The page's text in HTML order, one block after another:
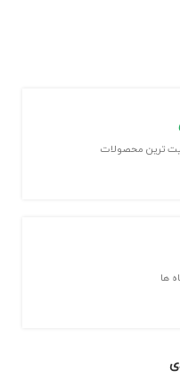
ترین محصولات
ها